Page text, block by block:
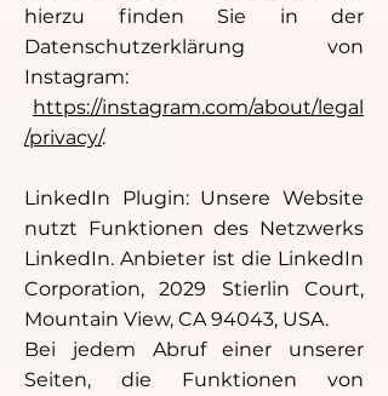
hierzu finden Sie in der
Datenschutzerklärung von
Instagram:
https://instagram.com/about/legal
/privacy/.
LinkedIn Plugin: Unsere Website
nutzt Funktionen des Netzwerks
LinkedIn. Anbieter ist die LinkedIn
Corporation, 2029 Stierlin Court,
Mountain View, CA 94043, USA.
Bei jedem Abruf einer unserer
Seiten, die Funktionen von